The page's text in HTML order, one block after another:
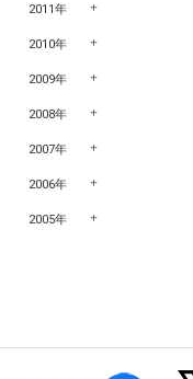
2011年
2010年
2009年
2008年
2007年
2006年
2005年